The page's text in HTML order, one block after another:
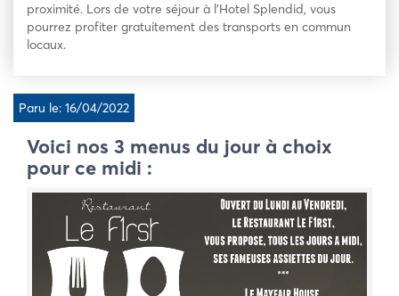
proximité. Lors de votre séjour à l’Hotel Splendid, vous
pourrez profiter gratuitement des transports en commun
locaux.
Paru le: 16/04/2022
Voici nos 3 menus du jour à choix
pour ce midi :